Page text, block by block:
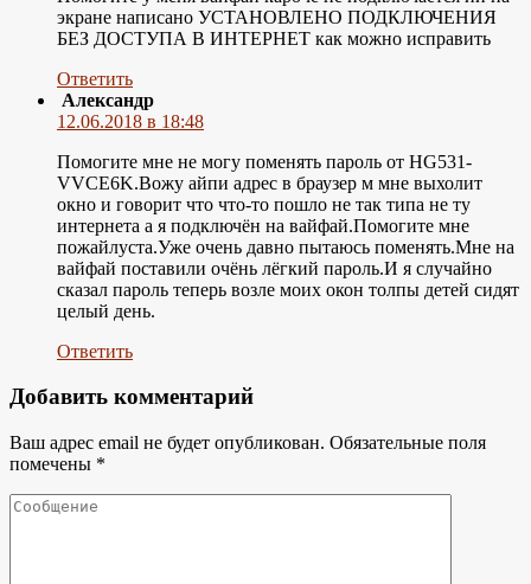
экране написано УСТАНОВЛЕНО ПОДКЛЮЧЕНИЯ
БЕЗ ДОСТУПА В ИНТЕРНЕТ как можно исправить
Ответить
Александр
12.06.2018 в 18:48
Помогите мне не могу поменять пароль от HG531-
VVCE6K.Вожу айпи адрес в браузер м мне выхолит
окно и говорит что что-то пошло не так типа не ту
интернета а я подключён на вайфай.Помогите мне
пожайлуста.Уже очень давно пытаюсь поменять.Мне на
вайфай поставили очёнь лёгкий пароль.И я случайно
сказал пароль теперь возле моих окон толпы детей сидят
целый день.
Ответить
Добавить комментарий
Ваш адрес email не будет опубликован. Обязательные поля
помечены *